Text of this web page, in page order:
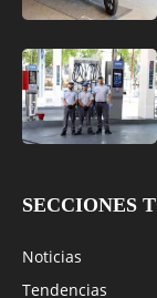
SECCIONES
Noticias
Tendencias